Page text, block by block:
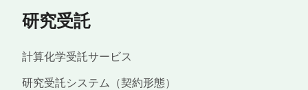
研究受託
計算化学受託サービス
研究受託システム（契約形態）